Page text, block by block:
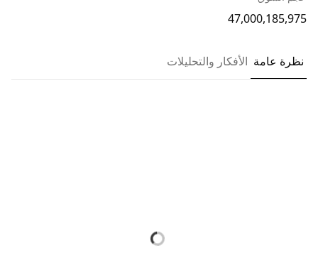
47,000,185,975
نظرة عامة الأفكار والتحليلات